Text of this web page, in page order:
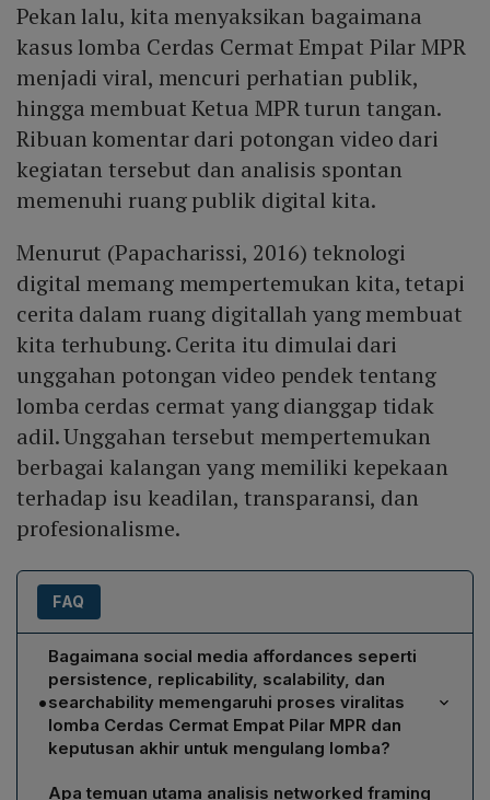
Pekan lalu, kita menyaksikan bagaimana
kasus lomba Cerdas Cermat Empat Pilar MPR
menjadi viral, mencuri perhatian publik,
hingga membuat Ketua MPR turun tangan.
Ribuan komentar dari potongan video dari
kegiatan tersebut dan analisis spontan
memenuhi ruang publik digital kita.
Menurut (Papacharissi, 2016) teknologi
digital memang mempertemukan kita, tetapi
cerita dalam ruang digitallah yang membuat
kita terhubung. Cerita itu dimulai dari
unggahan potongan video pendek tentang
lomba cerdas cermat yang dianggap tidak
adil. Unggahan tersebut mempertemukan
berbagai kalangan yang memiliki kepekaan
terhadap isu keadilan, transparansi, dan
profesionalisme.
FAQ
•
Bagaimana social media affordances seperti
persistence, replicability, scalability, dan
searchability memengaruhi proses viralitas
lomba Cerdas Cermat Empat Pilar MPR dan
keputusan akhir untuk mengulang lomba?
Social media affordances menjadi katalisator utama.
Apa temuan utama analisis networked framing